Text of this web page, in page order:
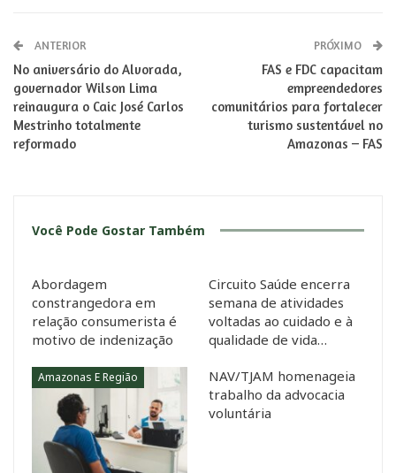
ANTERIOR
No aniversário do Alvorada,
governador Wilson Lima
reinaugura o Caic José Carlos
Mestrinho totalmente
reformado
PRÓXIMO
FAS e FDC capacitam
empreendedores
comunitários para fortalecer
turismo sustentável no
Amazonas – FAS
Você Pode Gostar Também
Abordagem
constrangedora em
relação consumerista é
motivo de indenização
Circuito Saúde encerra
semana de atividades
voltadas ao cuidado e à
qualidade de vida…
Amazonas E Região
NAV/TJAM homenageia
trabalho da advocacia
voluntária